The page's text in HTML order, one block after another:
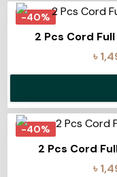
-40%
2 Pcs Cord
৳
-40%
2 Pcs Cord
৳